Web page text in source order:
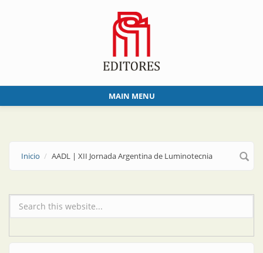
MAIN MENU
Inicio AADL | XII Jornada Argentina de Luminotecnia
Formulario de búsqueda